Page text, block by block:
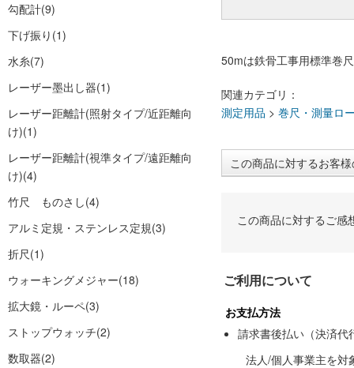
勾配計(9)
下げ振り (1)
水糸(7)
レーザー墨出し器(1)
レーザー距離計(照射タイプ/近距離向
け)(1)
レーザー距離計(視準タイプ/遠距離向
け)(4)
竹尺 ものさし(4)
アルミ定規・ステンレス定規(3)
折尺(1)
ウォーキングメジャー(18)
拡大鏡・ルーペ(3)
ストップウォッチ(2)
数取器(2)
50mは鉄骨工事用標準巻
関連カテゴリ：
測定用品 > 巻尺・測量ロ
この商品に対するお客
この商品に対するご感
ご利用について
お支払方法
請求書後払い（決済代
法人/個人事業主を対